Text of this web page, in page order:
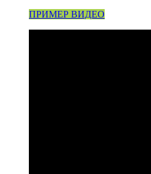
ПРИМЕР ВИДЕО